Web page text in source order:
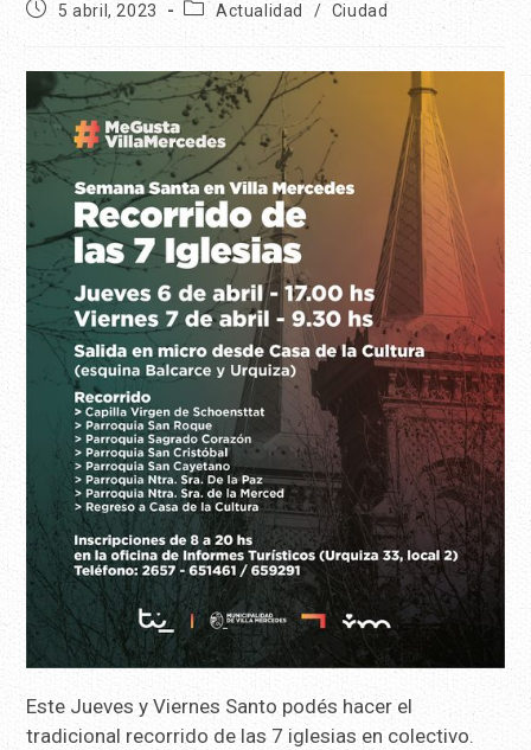
5 abril, 2023 Actualidad / Ciudad
Este Jueves y Viernes Santo podés hacer el
tradicional recorrido de las 7 iglesias en colectivo.